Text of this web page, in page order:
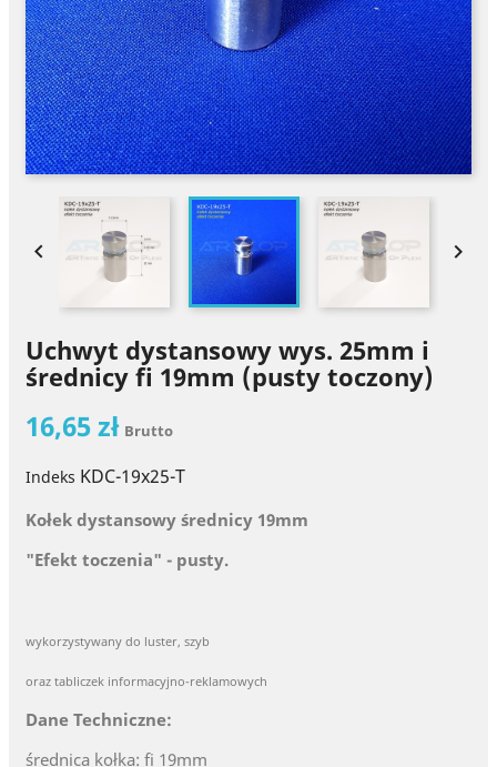
 
Uchwyt dystansowy wys. 25mm i
średnicy fi 19mm (pusty toczony)
16,65 zł Brutto
Indeks KDC-19x25-T
Kołek dystansowy średnicy 19mm
"Efekt toczenia" - pusty.
wykorzystywany do luster, szyb
oraz tabliczek informacyjno-reklamowych
Dane Techniczne:
średnica kołka: fi 19mm